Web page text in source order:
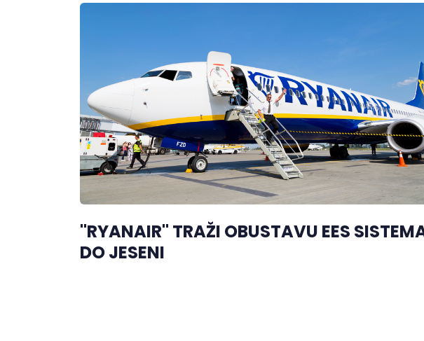
"RYANAIR" TRAŽI OBUSTAVU EES
DO JESENI